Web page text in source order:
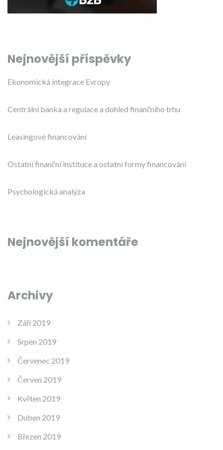
Nejnovější příspěvky
Ekonomická integrace Evropy
Centrální banka a regulace a dohled finančního trhu
Leasingové financování
Ostatní finanční instituce a ostatní formy financování
Psychologická analýza
Nejnovější komentáře
Archivy
Září 2019
Srpen 2019
Červenec 2019
Červen 2019
Květen 2019
Duben 2019
Březen 2019